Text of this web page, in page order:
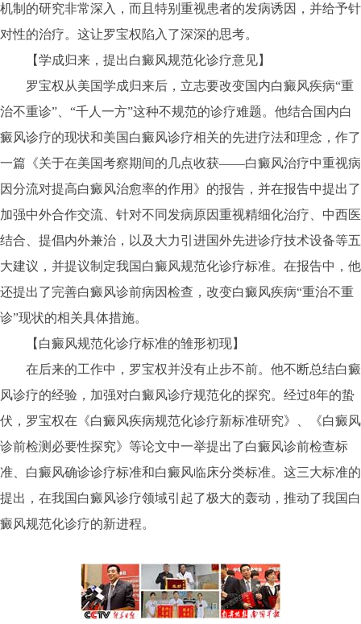
机制的研究非常深入，而且特别重视患者的发病诱因，并给予针
对性的治疗。这让罗宝权陷入了深深的思考。
【学成归来，提出白癜风规范化诊疗意见】
罗宝权从美国学成归来后，立志要改变国内白癜风疾病“重
治不重诊”、“千人一方”这种不规范的诊疗难题。他结合国内白
癜风诊疗的现状和美国白癜风诊疗相关的先进疗法和理念，作了
一篇《关于在美国考察期间的几点收获——白癜风治疗中重视病
因分流对提高白癜风治愈率的作用》的报告，并在报告中提出了
加强中外合作交流、针对不同发病原因重视精细化治疗、中西医
结合、提倡内外兼治，以及大力引进国外先进诊疗技术设备等五
大建议，并提议制定我国白癜风规范化诊疗标准。在报告中，他
还提出了完善白癜风诊前病因检查，改变白癜风疾病“重治不重
诊”现状的相关具体措施。
【白癜风规范化诊疗标准的雏形初现】
在后来的工作中，罗宝权并没有止步不前。他不断总结白癜
风诊疗的经验，加强对白癜风诊疗规范化的探究。经过8年的蛰
伏，罗宝权在《白癜风疾病规范化诊疗新标准研究》、《白癜风
诊前检测必要性探究》等论文中一举提出了白癜风诊前检查标
准、白癜风确诊诊疗标准和白癜风临床分类标准。这三大标准的
提出，在我国白癜风诊疗领域引起了极大的轰动，推动了我国白
癜风规范化诊疗的新进程。